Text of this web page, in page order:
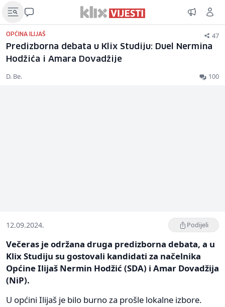
OPĆINA ILIJAŠ 47
Predizborna debata u Klix Studiju: Duel Nermina
Hodžića i Amara Dovadžije
D. Be. 100
12.09.2024. Podijeli
Večeras je održana druga predizborna debata, a u
Klix Studiju su gostovali kandidati za načelnika
Općine Ilijaš Nermin Hodžić (SDA) i Amar Dovadžija
(NiP).
U općini Ilijaš je bilo burno za prošle lokalne izbore.